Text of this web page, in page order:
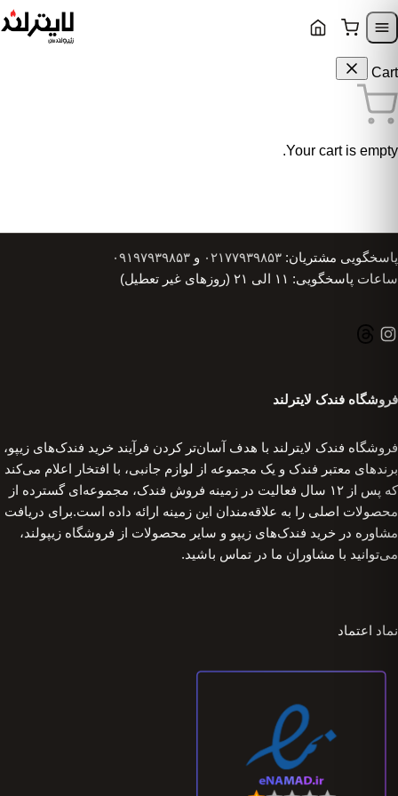
Skip to navigation
Cart
Your cart is empty.
پاسخگویی مشتریان: ۰۲۱۷۷۹۳۹۸۵۳ و ۰۹۱۹۷۹۳۹۸۵۳
ساعات پاسخگویی: ۱۱ الی ۲۱ (روزهای غیر تعطیل)
فروشگاه فندک لایترلند
فروشگاه فندک لایترلند با هدف آسان‌تر کردن فرآیند خرید فندک‌های زیپو،
برندهای معتبر فندک و یک مجموعه از لوازم جانبی، با افتخار اعلام می‌کند
که پس از ۱۲ سال فعالیت در زمینه فروش فندک، مجموعه‌ای گسترده از
محصولات اصلی را به علاقه‌مندان این زمینه ارائه داده است.برای دریافت
مشاوره در خرید فندک‌های زیپو و سایر محصولات از فروشگاه زیپولند،
می‌توانید با مشاوران ما در تماس باشید.
نماد اعتماد